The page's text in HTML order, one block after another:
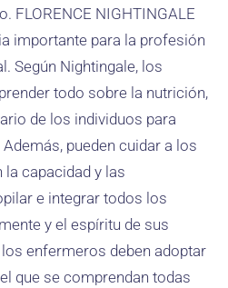
FLORENCE NIGHTINGALE
importante para la profesión
Según Nightingale, los
todo sobre la nutrición,
de los individuos para
pueden cuidar a los
la capacidad y las
e integrar todos los
y el espíritu de sus
enfermeros deben adoptar
que se comprendan todas